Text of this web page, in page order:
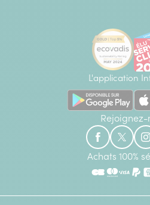
L'application
Rejoignez-
Achats 100%